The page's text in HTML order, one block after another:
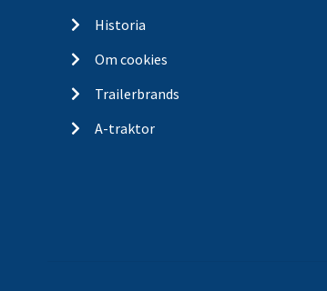
Historia
Om cookies
Trailerbrands
A-traktor